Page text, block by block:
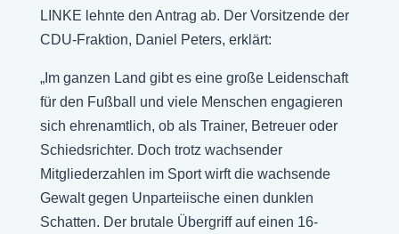
LINKE lehnte den Antrag ab. Der Vorsitzende der
CDU-Fraktion, Daniel Peters, erklärt:
„Im ganzen Land gibt es eine große Leidenschaft
für den Fußball und viele Menschen engagieren
sich ehrenamtlich, ob als Trainer, Betreuer oder
Schiedsrichter. Doch trotz wachsender
Mitgliederzahlen im Sport wirft die wachsende
Gewalt gegen Unparteiische einen dunklen
Schatten. Der brutale Übergriff auf einen 16-